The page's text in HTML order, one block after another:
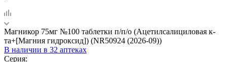
Магникор 75мг №100 таблетки п/п/о (Ацетилсалициловая к-
та+[Магния гидроксид]) (NR50924 (2026-09))
В наличии в 32 аптеках
Серия: